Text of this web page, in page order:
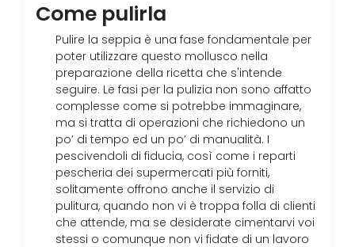
Come pulirla
Pulire la seppia è una fase fondamentale per
poter utilizzare questo mollusco nella
preparazione della ricetta che s'intende
seguire. Le fasi per la pulizia non sono affatto
complesse come si potrebbe immaginare,
ma si tratta di operazioni che richiedono un
po’ di tempo ed un po’ di manualità. I
pescivendoli di fiducia, così come i reparti
pescheria dei supermercati più forniti,
solitamente offrono anche il servizio di
pulitura, quando non vi è troppa folla di clienti
che attende, ma se desiderate cimentarvi voi
stessi o comunque non vi fidate di un lavoro